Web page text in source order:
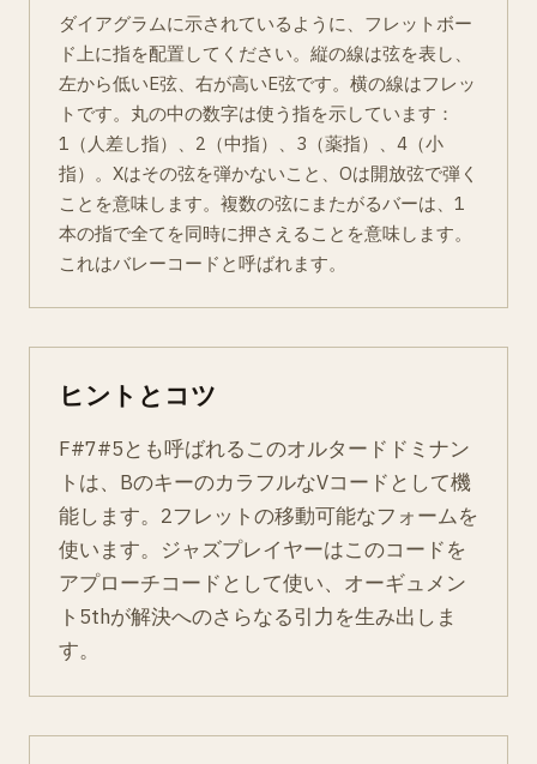
ダイアグラムに示されているように、フレットボー
ド上に指を配置してください。縦の線は弦を表し、
左から低いE弦、右が高いE弦です。横の線はフレッ
トです。丸の中の数字は使う指を示しています：
1（人差し指）、2（中指）、3（薬指）、4（小
指）。Xはその弦を弾かないこと、Oは開放弦で弾く
ことを意味します。複数の弦にまたがるバーは、1
本の指で全てを同時に押さえることを意味します。
これはバレーコードと呼ばれます。
ヒントとコツ
F#7#5とも呼ばれるこのオルタードドミナン
トは、BのキーのカラフルなVコードとして機
能します。2フレットの移動可能なフォームを
使います。ジャズプレイヤーはこのコードを
アプローチコードとして使い、オーギュメン
ト5thが解決へのさらなる引力を生み出しま
す。